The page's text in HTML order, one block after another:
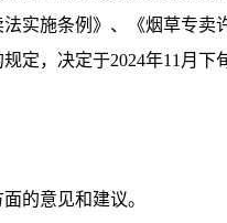
实施条例》、《烟草专卖
定，决定于2024年11月下
的意见和建议。